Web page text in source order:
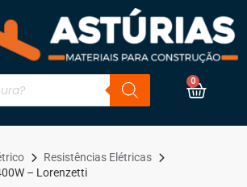
0
Resistências Elétricas
– Lorenzetti